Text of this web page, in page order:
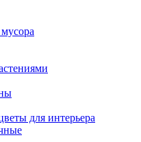
для интерьера